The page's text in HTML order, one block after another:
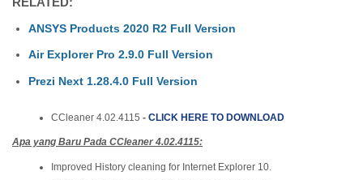
ANSYS Products 2020 R2 Full Version
Air Explorer Pro 2.9.0 Full Version
Prezi Next 1.28.4.0 Full Version
CCleaner 4.02.4115 - CLICK HERE TO DOWNLOAD
Apa yang Baru Pada CCleaner 4.02.4115:
Improved History cleaning for Internet Explorer 10.